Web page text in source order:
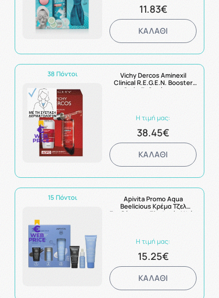
11.83€
ΚΑΛΑΘΙ
38 Πόντοι
Vichy Dercos Aminexil
Clinical R.E.G.E.N. Booster
Ορός Ενδυνάμωσης
50ml
Η τιμή μας:
38.45€
ΚΑΛΑΘΙ
15 Πόντοι
Apivita Promo Aqua
Beelicious Κρέμα Τζελ
Ενυδάτωσης Ελαφριάς Υφής
Η τιμή μας:
15.25€
ΚΑΛΑΘΙ